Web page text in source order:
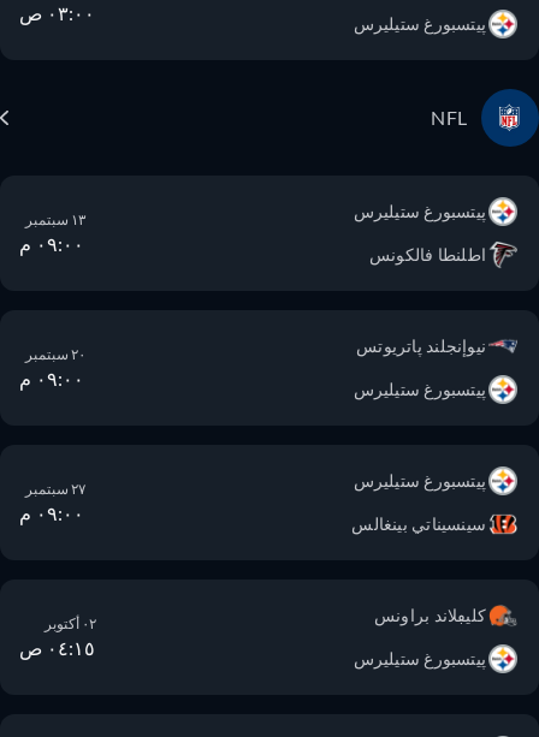
پيتسبورغ ستيليرس ٠٣:٠٠ ص
NFL
پيتسبورغ ستيليرس
اطلنطا فالكونس ٠٩:٠٠ م
نيوإنجلند پاتريوتس
پيتسبورغ ستيليرس ٠٩:٠٠ م
پيتسبورغ ستيليرس
سينسيناتي بينغالس ٠٩:٠٠ م
كليڢلاند براونس
پيتسبورغ ستيليرس ٠٤:١٥ ص